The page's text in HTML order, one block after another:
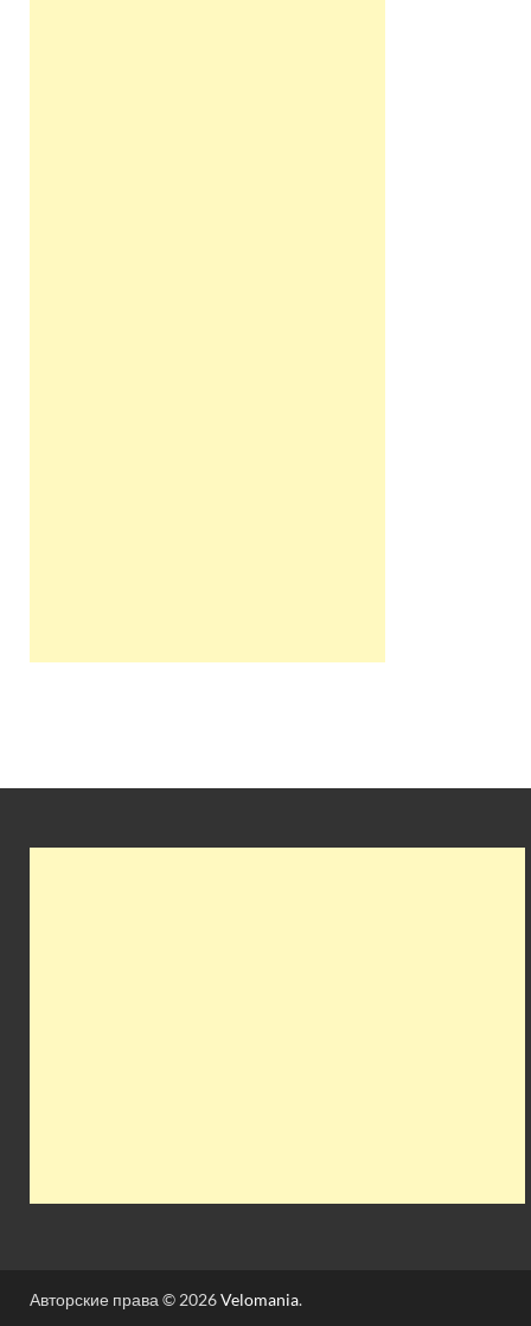
Авторские права © 2026Velomania.